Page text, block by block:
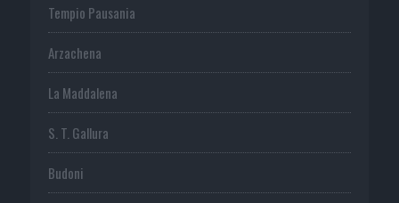
Tempio Pausania
Arzachena
La Maddalena
S. T. Gallura
Budoni